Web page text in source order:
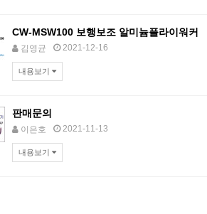
CW-MSW100 보행보조 알미늄플라이워커
김영균
2021-12-16
내용보기
판매문의
이은호
2021-11-13
내용보기